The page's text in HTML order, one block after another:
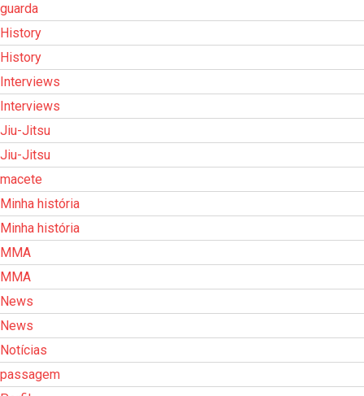
guarda
History
History
Interviews
Interviews
Jiu-Jitsu
Jiu-Jitsu
macete
Minha história
Minha história
MMA
MMA
News
News
Notícias
passagem